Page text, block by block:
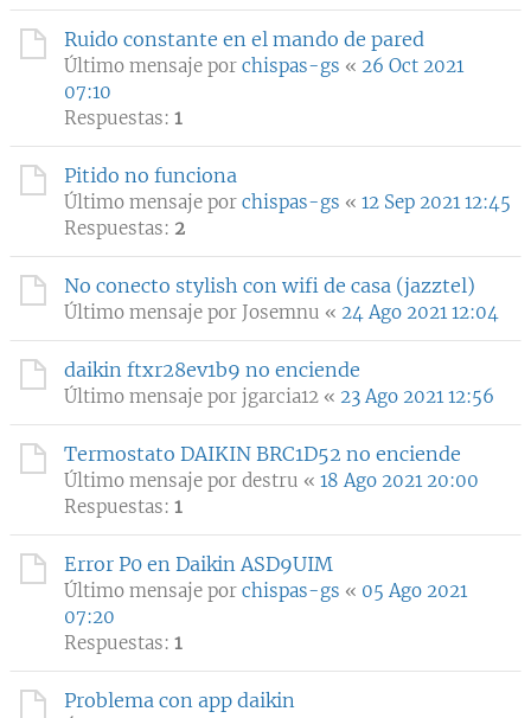
Ruido constante en el mando de pared
Último mensaje por chispas-gs « 26 Oct 2021
07:10
Respuestas: 1
Pitido no funciona
Último mensaje por chispas-gs « 12 Sep 2021 12:45
Respuestas: 2
No conecto stylish con wifi de casa (jazztel)
Último mensaje por Josemnu « 24 Ago 2021 12:04
daikin ftxr28ev1b9 no enciende
Último mensaje por jgarcia12 « 23 Ago 2021 12:56
Termostato DAIKIN BRC1D52 no enciende
Último mensaje por destru « 18 Ago 2021 20:00
Respuestas: 1
Error P0 en Daikin ASD9UIM
Último mensaje por chispas-gs « 05 Ago 2021
07:20
Respuestas: 1
Problema con app daikin